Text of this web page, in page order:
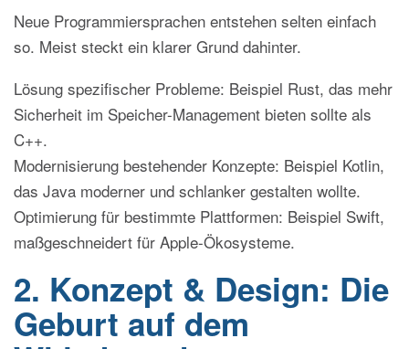
Neue Programmiersprachen entstehen selten einfach
so. Meist steckt ein klarer Grund dahinter.
Lösung spezifischer Probleme: Beispiel Rust, das mehr
Sicherheit im Speicher-Management bieten sollte als
C++.
Modernisierung bestehender Konzepte: Beispiel Kotlin,
das Java moderner und schlanker gestalten wollte.
Optimierung für bestimmte Plattformen: Beispiel Swift,
maßgeschneidert für Apple-Ökosysteme.
2. Konzept & Design: Die
Geburt auf dem